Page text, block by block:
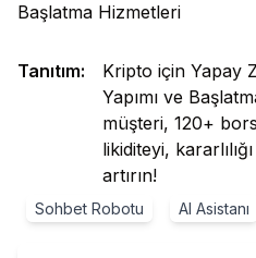
Başlatma Hizmetleri
Tanıtım:
Kripto için Yapay
Yapımı ve
müşteri, 120+
likiditeyi,
artırın!
Sohbet Robotu AI Asistanı